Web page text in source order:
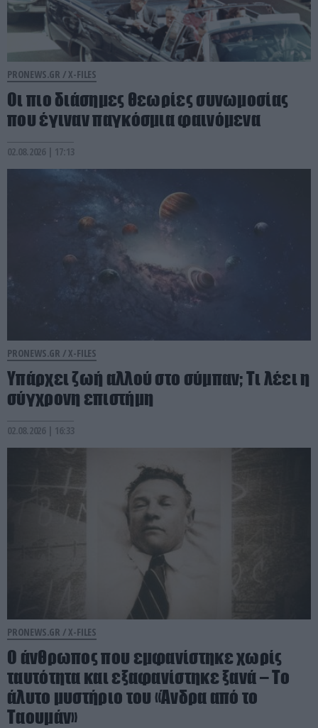
PRONEWS.GR /X-FILES
Οι πιο διάσημες θεωρίες συνωμοσίας
που έγιναν παγκόσμια φαινόμενα
02.08.2026 | 17:13
PRONEWS.GR /X-FILES
Υπάρχει ζωή αλλού στο σύμπαν; Τι λέει η
σύγχρονη επιστήμη
02.08.2026 | 16:33
PRONEWS.GR / X-FILES
Ο άνθρωπος που εμφανίστηκε χωρίς
ταυτότητα και εξαφανίστηκε ξανά – Το
άλυτο μυστήριο του «Άνδρα από το
Ταουμάν»